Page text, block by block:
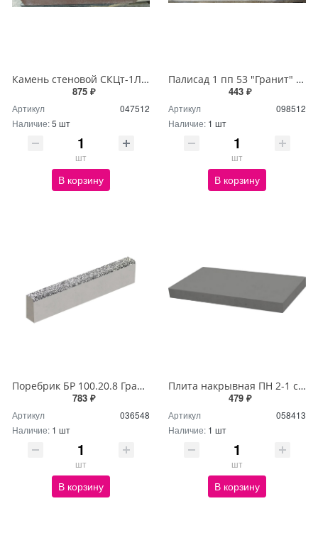
Камень стеновой СКЦт-1Л100 "Шерл" коричнево-черный (30шт)
875 ₽
Артикул
047512
Наличие:5 шт
шт
В корзину
Палисад 1 пп 53 "Гранит" бело-серо-черный (40шт)
443 ₽
Артикул
098512
Наличие: 1 шт
шт
В корзину
Поребрик БР 100.20.8 Гранит STONE (40 Пм)
783 ₽
Артикул
036548
Наличие: 1 шт
шт
В корзину
Плита накрывная ПН 2-1 серый (48 шт)
479 ₽
Артикул
058413
Наличие: 1 шт
шт
В корзину